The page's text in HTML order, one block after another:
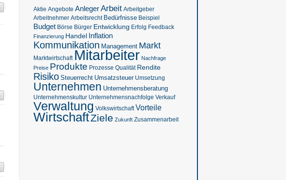
Aktie Angebote AnlegerArbeit Arbeitgeber
Arbeitnehmer Arbeitsrecht Bedürfnisse Beispiel
Budget Börse Bürger Entwicklung Erfolg Feedback
Finanzierung Handel Inflation
Kommunikation Management Markt
Marktwirtschaft Mitarbeiter Nachfrage
Preise Produkte Prozesse Qualität Rendite
Risiko Steuerrecht Umsatzsteuer Umsetzung
Unternehmen Unternehmensberatung
Unternehmenskultur Unternehmensnachfolge Verkauf
Verwaltung Volkswirtschaft Vorteile
WirtschaftZiele Zukunft Zusammenarbeit